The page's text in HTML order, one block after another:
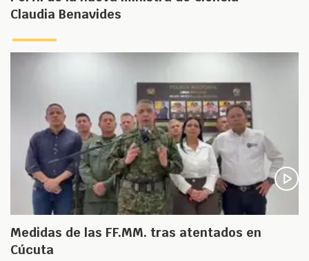
Claudia Benavides
Medidas de las FF.MM. tras atentados en
Cúcuta